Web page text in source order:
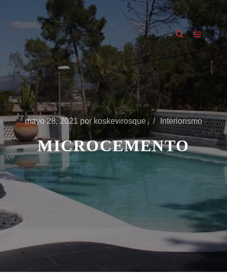
mayo 28, 2021por koskevirosque Interiorismo
MICROCEMENTO